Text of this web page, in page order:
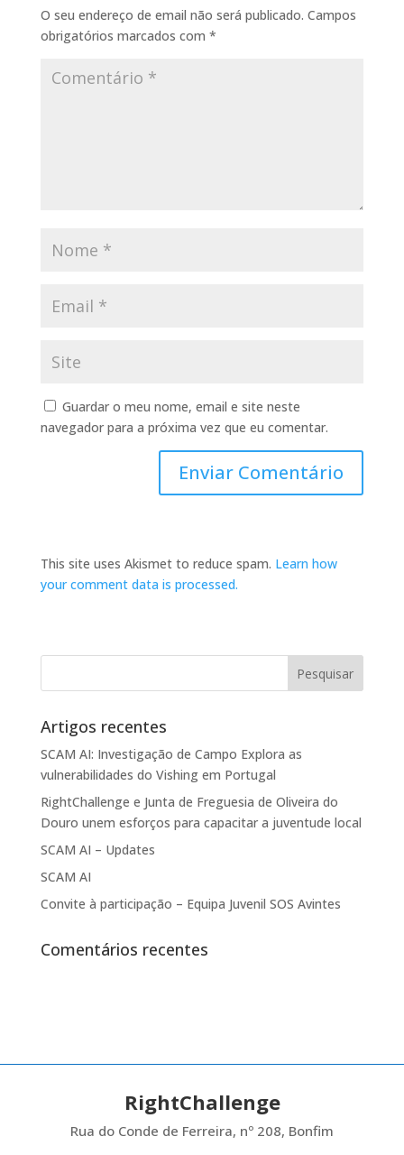
O seu endereço de email não será publicado. Campos
obrigatórios marcados com *
Guardar o meu nome, email e site neste
navegador para a próxima vez que eu comentar.
This site uses Akismet to reduce spam. Learn how
your comment data is processed.
Artigos recentes
SCAM AI: Investigação de Campo Explora as
vulnerabilidades do Vishing em Portugal
RightChallenge e Junta de Freguesia de Oliveira do
Douro unem esforços para capacitar a juventude local
SCAM AI – Updates
SCAM AI
Convite à participação – Equipa Juvenil SOS Avintes
Comentários recentes
RightChallenge
Rua do Conde de Ferreira, nº 208, Bonfim